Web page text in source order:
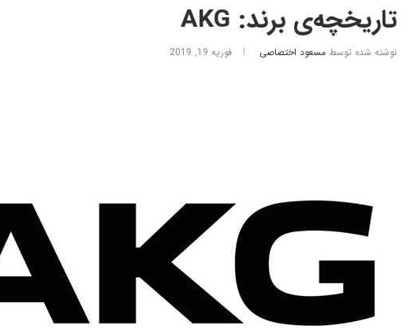
تاریخچه‌ی برند: AKG
نوشته شده توسطمسعود اختصاصی فوریه 19, 2019